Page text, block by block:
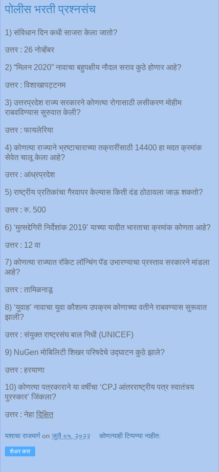
पोलीस भरती प्रश्नसंच
1) संविधान दिन कधी साजरा केला जातो?
उत्तर : 26 नोव्हेंबर
2) “मिलन 2020” नावाचा बहुपक्षीय नौदल सराव कुठे होणार आहे?
उत्तर : विशाखापट्टनम
3) उत्तरप्रदेश राज्य सरकारने कोणत्या रोगासाठी लसीकरण मोहीम
राबवविण्यास सुरुवात केली?
उत्तर : फायलेरिया
4) कोणत्या राज्याने भ्रष्टाचाराच्या तक्रारींसाठी 14400 हा मदत क्रमांक
सेवेत चालू केला आहे?
उत्तर : आंध्रप्रदेश
5) राष्ट्रीय प्रतिकांचा गैरवापर केल्यास किती दंड ठोठावला जाऊ शकतो?
उत्तर : रु. 500
6) ‘मुत्सद्देगिरी निर्देशांक 2019’ याच्या यादीत भारताचा क्रमांक कोणता आहे?
उत्तर : 12 वा
7) कोणत्या राज्यात रॉकेट लॉन्चिंग पॅड उभारण्याचा प्रस्ताव सरकारने मांडला
आहे?
उत्तर : तामिळनाडू
8) ‘युवाह’ नावाचा युवा कौशल्य उपक्रम कोणाच्या वतीने राबवण्यास सुरूवात
झाली?
उत्तर : संयुक्त राष्ट्रसंघ बाल निधी (UNICEF)
9) NuGen मोबिलिटी शिखर परिषदेचे उद्घाटन कुठे झाले?
उत्तर : हरयाणा
10) कोणत्या पत्रकाराने या वर्षीचा ‘CPJ आंतरराष्ट्रीय पत्र स्वातंत्र्य
पुरस्कार’ जिंकला?
उत्तर : नेहा दिक्षित
यशाचा राजमार्ग on जुलै ०५, २०२२ कोणत्याही टिप्पण्‍या नाहीत:
शेअर करा